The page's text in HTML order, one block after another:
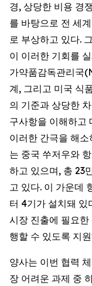
경, 상당한 비용 경
를 바탕으로 전 세
로 부상하고 있다.
이 이러한 기회를
가약품감독관리국
계, 그리고 미국 식
의 기준과 상당한
구사항을 이해하고
이러한 간극을 해
는 중국 쑤저우와
하고 있으며, 총 23
고 있다. 이 가운데
터 4기가 설치돼 있
시장 진출에 필요
행할 수 있도록 지
양사는 이번 협력
장 어려운 과제 중